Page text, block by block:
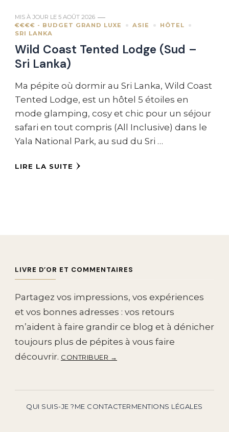
MIS À JOUR LE 5 AOÛT 2026
€€€€ - BUDGET GRAND LUXE
ASIE
HÔTEL
SRI LANKA
Wild Coast Tented Lodge (Sud –
Sri Lanka)
Ma pépite où dormir au Sri Lanka, Wild Coast
Tented Lodge, est un hôtel 5 étoiles en
mode glamping, cosy et chic pour un séjour
safari en tout compris (All Inclusive) dans le
Yala National Park, au sud du Sri …
LIRE LA SUITE
LIVRE D’OR ET COMMENTAIRES
Partagez vos impressions, vos expériences
et vos bonnes adresses : vos retours
m’aident à faire grandir ce blog et à dénicher
toujours plus de pépites à vous faire
découvrir. CONTRIBUER →
QUI SUIS-JE ?ME CONTACTERMENTIONS LÉGALES